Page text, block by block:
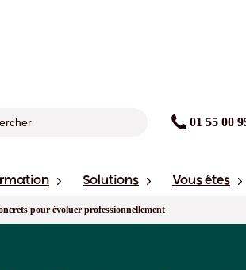
01 55 00
Solutions Vous êtes
pour évoluer professionnellement